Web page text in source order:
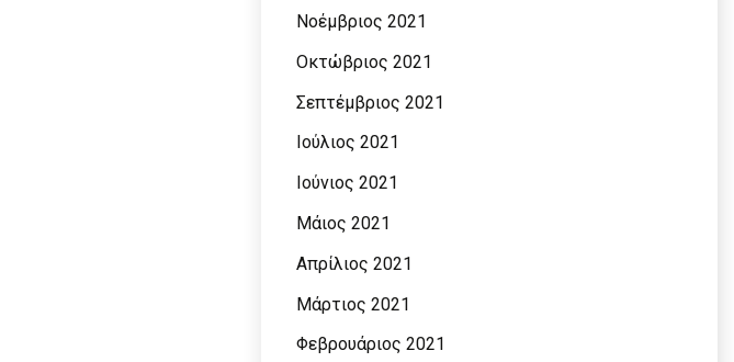
Νοέμβριος 2021
Οκτώβριος 2021
Σεπτέμβριος 2021
Ιούλιος 2021
Ιούνιος 2021
Μάιος 2021
Απρίλιος 2021
Μάρτιος 2021
Φεβρουάριος 2021